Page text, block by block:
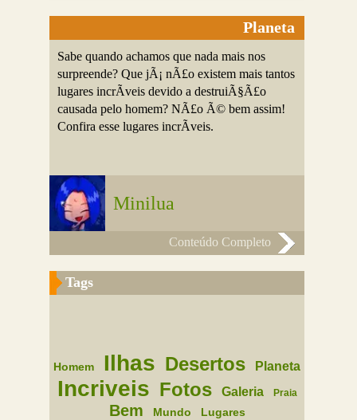
Planeta
Sabe quando achamos que nada mais nos
surpreende? Que jÃ¡ nÃ£o existem mais tantos
lugares incrÃ­veis devido a destruiÃ§Ã£o
causada pelo homem? NÃ£o Ã© bem assim!
Confira esse lugares incrÃ­veis.
Minilua
Conteúdo Completo
Tags
Homem Ilhas Desertos Planeta
Incriveis Fotos Galeria Praia
Bem Mundo Lugares